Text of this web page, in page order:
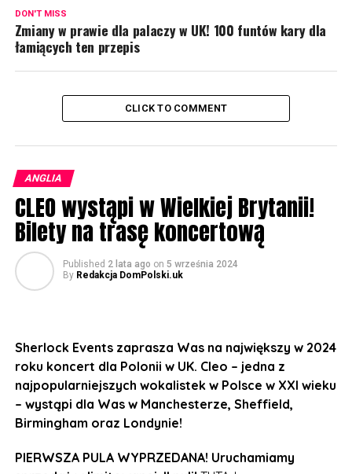
DON'T MISS
Zmiany w prawie dla palaczy w UK! 100 funtów kary dla
łamiących ten przepis
CLICK TO COMMENT
ANGLIA
CLEO wystąpi w Wielkiej Brytanii!
Bilety na trasę koncertową
Published 2 lata ago on 5 września 2024
By Redakcja DomPolski.uk
Sherlock Events zaprasza Was na największy w 2024
roku koncert dla Polonii w UK. Cleo – jedna z
najpopularniejszych wokalistek w Polsce w XXI wieku
– wystąpi dla Was w Manchesterze, Sheffield,
Birmingham oraz Londynie!
PIERWSZA PULA WYPRZEDANA! Uruchamiamy